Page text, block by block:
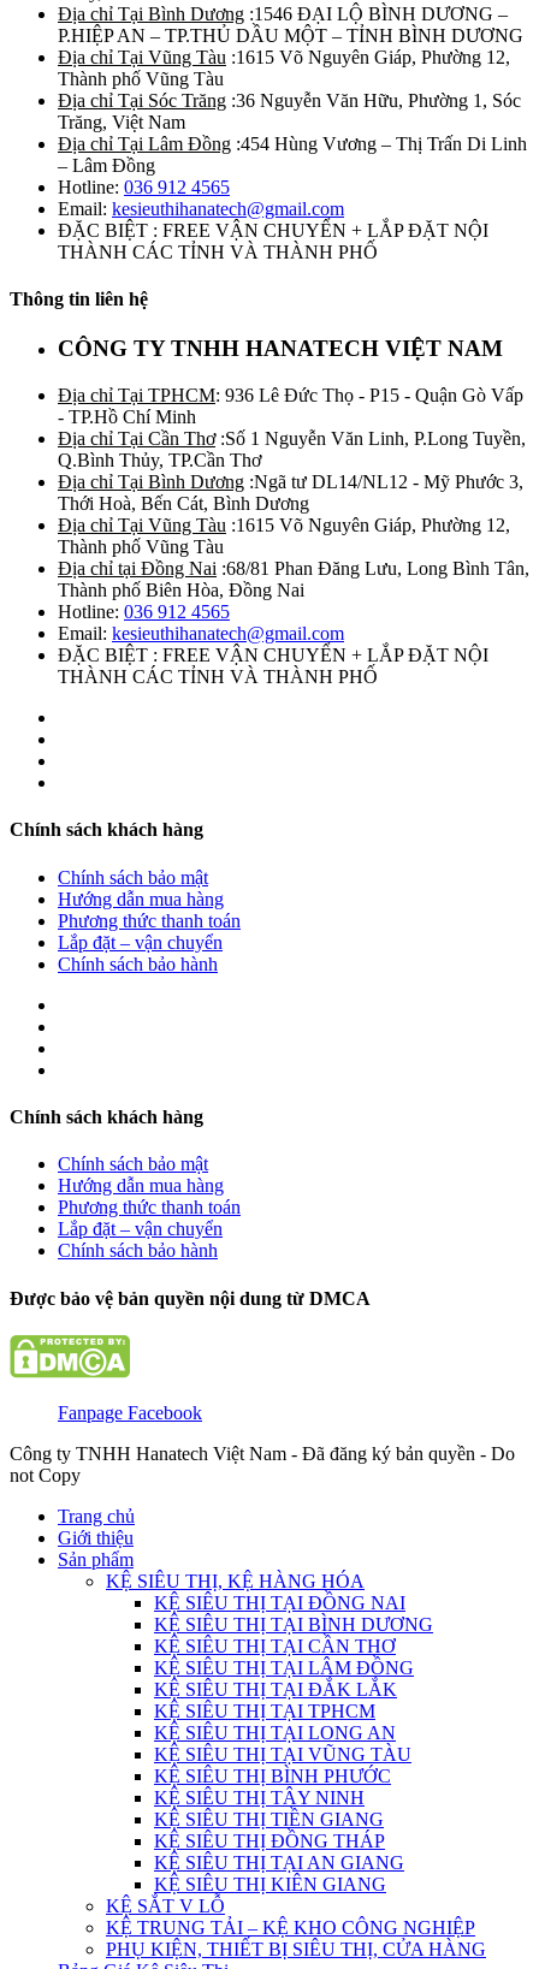
Địa chỉ Tại Bình Dương :1546 ĐẠI LỘ BÌNH DƯƠNG –
P.HIỆP AN – TP.THỦ DẦU MỘT – TỈNH BÌNH DƯƠNG
Địa chỉ Tại Vũng Tàu :1615 Võ Nguyên Giáp, Phường 12,
Thành phố Vũng Tàu
Địa chỉ Tại Sóc Trăng :36 Nguyễn Văn Hữu, Phường 1, Sóc
Trăng, Việt Nam
Địa chỉ Tại Lâm Đồng :454 Hùng Vương – Thị Trấn Di Linh
– Lâm Đồng
Hotline: 036 912 4565
Email: kesieuthihanatech@gmail.com
ĐẶC BIỆT : FREE VẬN CHUYỂN + LẮP ĐẶT NỘI
THÀNH CÁC TỈNH VÀ THÀNH PHỐ
Thông tin liên hệ
CÔNG TY TNHH HANATECH VIỆT NAM
Địa chỉ Tại TPHCM: 936 Lê Đức Thọ - P15 - Quận Gò Vấp
- TP.Hồ Chí Minh
Địa chỉ Tại Cần Thơ:Số 1 Nguyễn Văn Linh, P.Long Tuyền,
Q.Bình Thủy, TP.Cần Thơ
Địa chỉ Tại Bình Dương :Ngã tư DL14/NL12 - Mỹ Phước 3,
Thới Hoà, Bến Cát, Bình Dương
Địa chỉ Tại Vũng Tàu :1615 Võ Nguyên Giáp, Phường 12,
Thành phố Vũng Tàu
Địa chỉ tại Đồng Nai :68/81 Phan Đăng Lưu, Long Bình Tân,
Thành phố Biên Hòa, Đồng Nai
Hotline: 036 912 4565
Email: kesieuthihanatech@gmail.com
ĐẶC BIỆT : FREE VẬN CHUYỂN + LẮP ĐẶT NỘI
THÀNH CÁC TỈNH VÀ THÀNH PHỐ
Chính sách khách hàng
Chính sách bảo mật
Hướng dẫn mua hàng
Phương thức thanh toán
Lắp đặt – vận chuyển
Chính sách bảo hành
Chính sách khách hàng
Chính sách bảo mật
Hướng dẫn mua hàng
Phương thức thanh toán
Lắp đặt – vận chuyển
Chính sách bảo hành
Được bảo vệ bản quyền nội dung từ DMCA
Fanpage Facebook
Công ty TNHH Hanatech Việt Nam - Đã đăng ký bản quyền - Do
not Copy
Trang chủ
Giới thiệu
Sản phẩm
KỆ SIÊU THỊ, KỆ HÀNG HÓA
KỆ SIÊU THỊ TẠI ĐỒNG NAI
KỆ SIÊU THỊ TẠI BÌNH DƯƠNG
KỆ SIÊU THỊ TẠI CẦN THƠ
KỆ SIÊU THỊ TẠI LÂM ĐỒNG
KỆ SIÊU THỊ TẠI ĐẮK LẮK
KỆ SIÊU THỊ TẠI TPHCM
KỆ SIÊU THỊ TẠI LONG AN
KỆ SIÊU THỊ TẠI VŨNG TÀU
KỆ SIÊU THỊ BÌNH PHƯỚC
KỆ SIÊU THỊ TÂY NINH
KỆ SIÊU THỊ TIỀN GIANG
KỆ SIÊU THỊ ĐỒNG THÁP
KỆ SIÊU THỊ TẠI AN GIANG
KỆ SIÊU THỊ KIÊN GIANG
KỆ SẮT V LỖ
KỆ TRUNG TẢI – KỆ KHO CÔNG NGHIỆP
PHỤ KIỆN, THIẾT BỊ SIÊU THỊ, CỬA HÀNG